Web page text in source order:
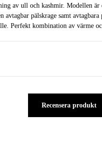
av ull och kashmir. Modellen är
avtagbar pälskrage samt
Perfekt kombination av värme
Recensera produkt